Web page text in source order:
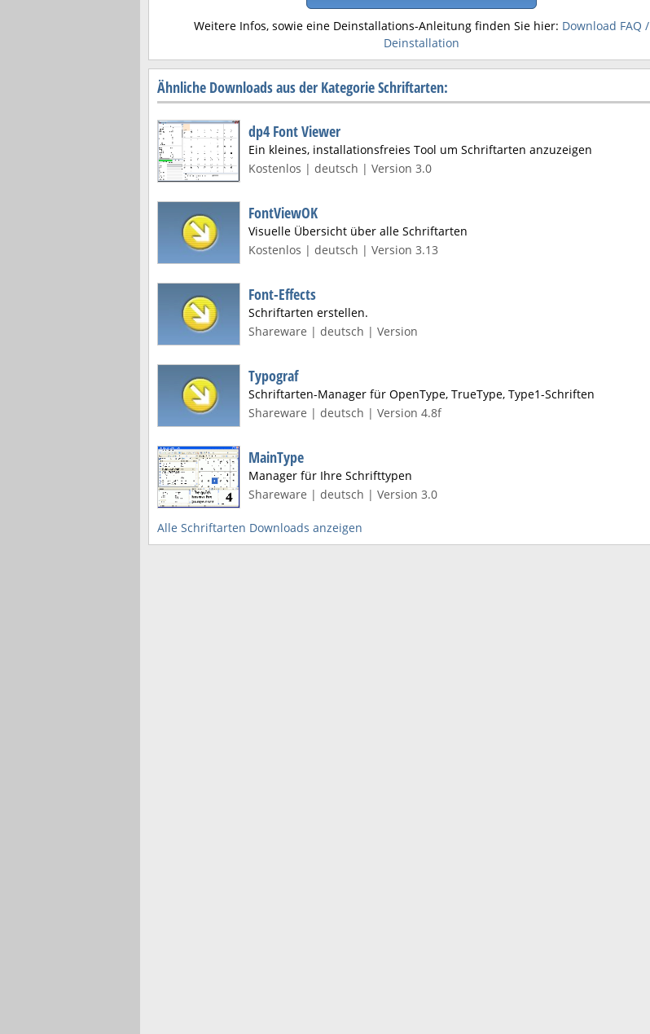
Weitere Infos, sowie eine Deinstallations-Anleitung finden Sie hier: Download FAQ /
Deinstallation
Ähnliche Downloads aus der Kategorie Schriftarten:
dp4 Font Viewer
Ein kleines, installationsfreies Tool um Schriftarten anzuzeigen
Kostenlos | deutsch | Version 3.0
FontViewOK
Visuelle Übersicht über alle Schriftarten
Kostenlos | deutsch | Version 3.13
Font-Effects
Schriftarten erstellen.
Shareware | deutsch | Version
Typograf
Schriftarten-Manager für OpenType, TrueType, Type1-Schriften
Shareware | deutsch | Version 4.8f
MainType
Manager für Ihre Schrifttypen
Shareware | deutsch | Version 3.0
Alle Schriftarten Downloads anzeigen